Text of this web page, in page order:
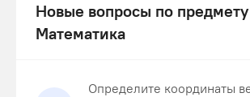
Новые вопросы по предмету
Математика
Определите координаты